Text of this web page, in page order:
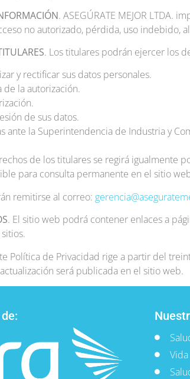
. ASEGÚRATE MEJOR LTDA.
no autorizado, pérdida, uso indebido,
. Los titulares podrán ejercer los
y rectificar sus datos personales.
la autorización.
de sus datos.
ante la Superintendencia de Industria y
de los titulares se regirá igualmente
para consulta permanente en el sitio
remitirse al correo:
. El sitio web podrá contener enlaces a
Política de Privacidad rige a partir del
será publicada en el sitio web.
Vida